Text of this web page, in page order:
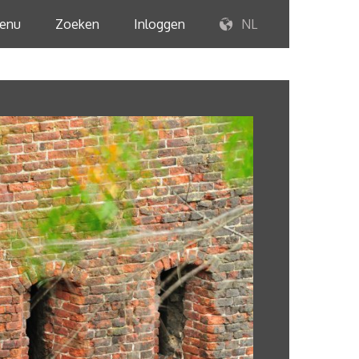
Zoeken Inloggen NL